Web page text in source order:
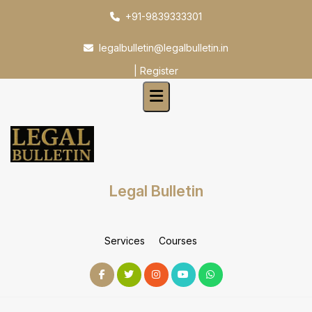
+91-9839333301
legalbulletin@legalbulletin.in
Register
Legal Bulletin
Services Courses